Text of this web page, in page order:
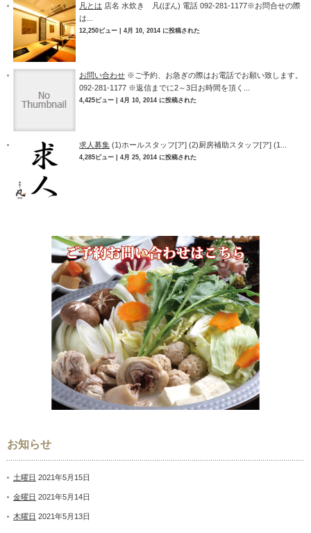
凡とは 店名 水炊き 凡(ぼん) 電話 092-281-1177※お問合せの際
は...
12,250ビュー 4月 10, 2014 に投稿された
お問い合わせ ※ご予約、お急ぎの際はお電話でお願い致します。
092-281-1177 ※返信までに2～3日お時間を頂く...
4,425ビュー 4月 10, 2014 に投稿された
求人募集 (1)ホールスタッフ[ア] (2)厨房補助スタッフ[ア] (1...
4,285ビュー 4月 25, 2014 に投稿された
お知らせ
土曜日 2021年5月15日
金曜日 2021年5月14日
木曜日 2021年5月13日